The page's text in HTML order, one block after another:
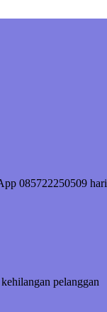
085722250509 hari
pelanggan